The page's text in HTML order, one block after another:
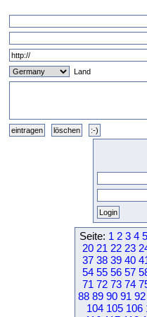
Land
Seite: 1 2 3 4 5
20 21 22 23
37 38 39 40
54 55 56 57
71 72 73 74
88 89 90 91 92
104 105 106